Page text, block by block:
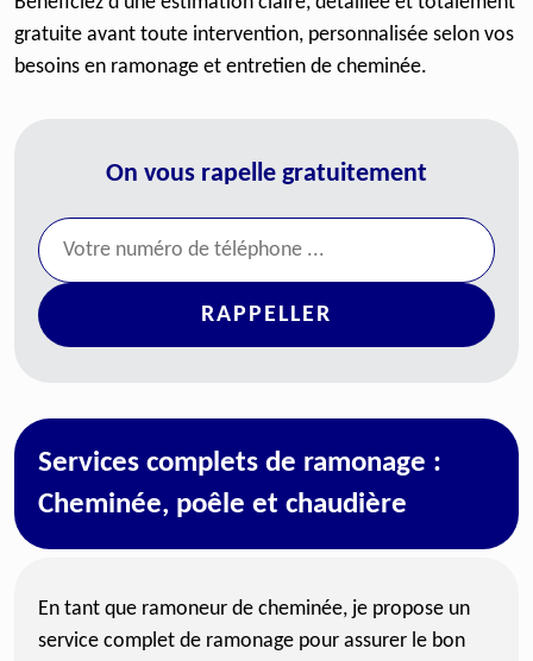
gratuite avant toute intervention, personnalisée selon vos
besoins en ramonage et entretien de cheminée.
On vous rapelle gratuitement
Services complets de ramonage :
Cheminée, poêle et chaudière
En tant que ramoneur de cheminée, je propose un
service complet de ramonage pour assurer le bon